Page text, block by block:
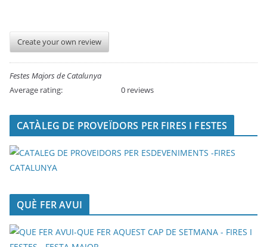
Create your own review
Festes Majors de Catalunya
Average rating:
0 reviews
CATÀLEG DE PROVEÏDORS PER FIRES I FESTES
QUÈ FER AVUI